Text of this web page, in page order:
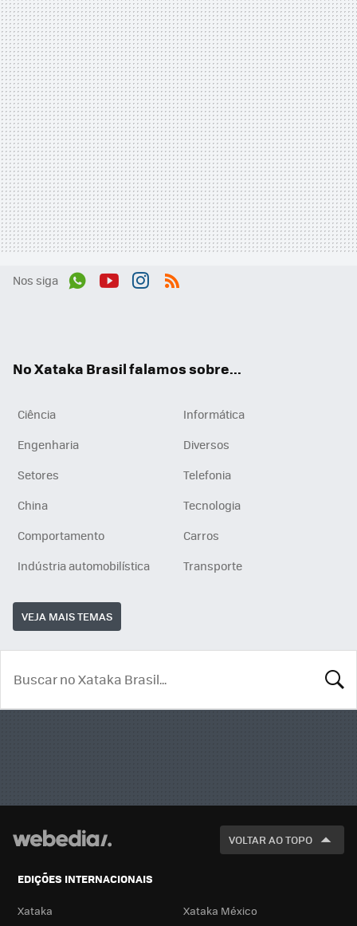
Nos siga
No Xataka Brasil falamos sobre...
Ciência
Informática
Engenharia
Diversos
Setores
Telefonia
China
Tecnologia
Comportamento
Carros
Indústria automobilística
Transporte
VEJA MAIS TEMAS
VOLTAR AO TOPO
EDIÇÕES INTERNACIONAIS
Xataka Xataka México